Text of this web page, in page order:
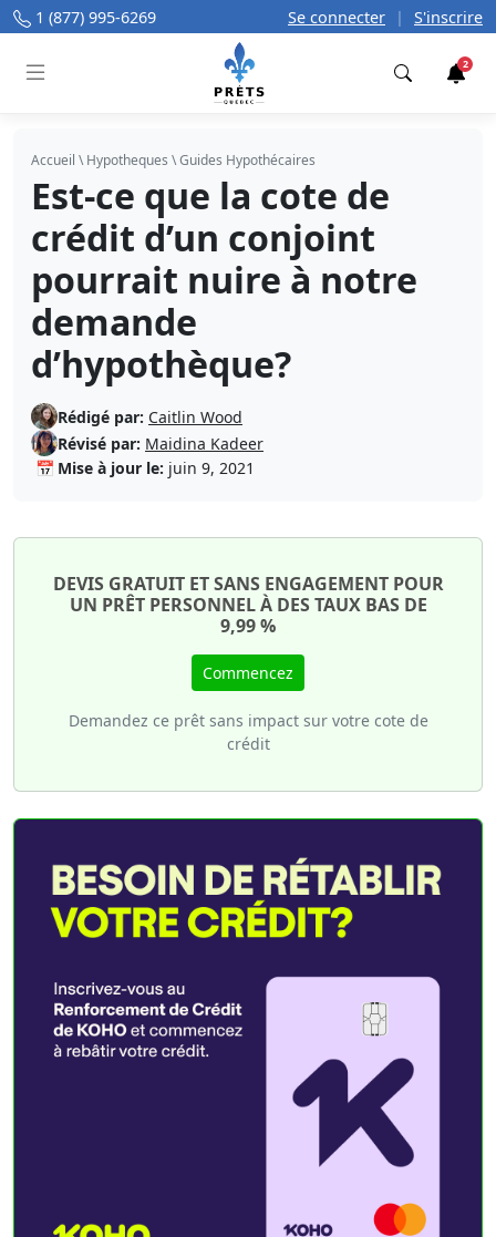
1 (877) 995-6269 Se connecter | S'inscrire
2
Accueil \Hypotheques \Guides Hypothécaires
Est-ce que la cote de
crédit d’un conjoint
pourrait nuire à notre
demande
d’hypothèque?
Rédigé par: Caitlin Wood
Révisé par: Maidina Kadeer
📅 Mise à jour le: juin 9, 2021
DEVIS GRATUIT ET SANS ENGAGEMENT POUR
UN PRÊT PERSONNEL À DES TAUX BAS DE
9,99 %
Commencez
Demandez ce prêt sans impact sur votre cote de
crédit